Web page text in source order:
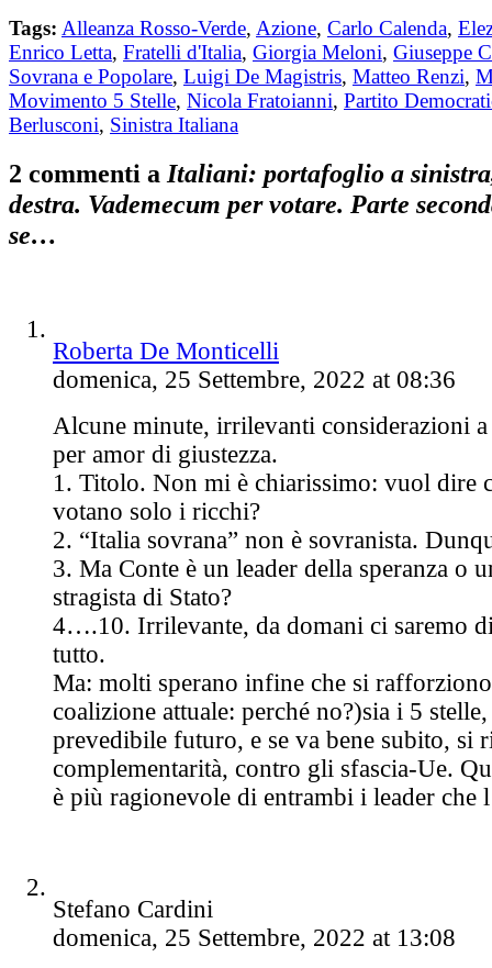
Tags: Alleanza Rosso-Verde, Azione, Carlo Calenda,
Enrico Letta, Fratelli d'Italia, Giorgia Meloni, Giuseppe
Sovrana e Popolare, Luigi De Magistris, Matteo Renzi,
Movimento 5 Stelle, Nicola Fratoianni, Partito
Berlusconi, Sinistra Italiana
2 commenti a Italiani: portafoglio a
destra. Vademecum per votare. Parte
se…
Roberta De Monticelli
domenica, 25 Settembre, 2022 at 08:36
Alcune minute, irrilevanti considerazioni
per amor di giustezza.
1. Titolo. Non mi è chiarissimo: vuol dire
votano solo i ricchi?
2. “Italia sovrana” non è sovranista.
3. Ma Conte è un leader della speranza o
stragista di Stato?
4….10. Irrilevante, da domani ci saremo
tutto.
Ma: molti sperano infine che si
coalizione attuale: perché no?)sia i 5
prevedibile futuro, e se va bene subito, si
complementarità, contro gli sfascia-Ue.
è più ragionevole di entrambi i leader che
Stefano Cardini
domenica, 25 Settembre, 2022 at 13:08